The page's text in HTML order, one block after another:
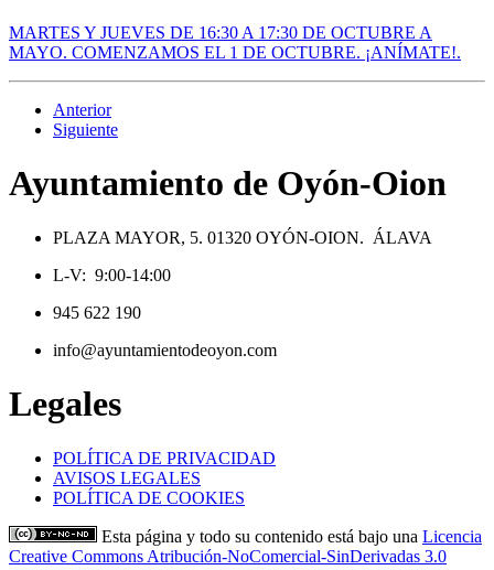
MARTES Y JUEVES DE 16:30 A 17:30 DE OCTUBRE A
MAYO. COMENZAMOS EL 1 DE OCTUBRE. ¡ANÍMATE!.
Anterior
Siguiente
Ayuntamiento de Oyón-Oion
PLAZA MAYOR, 5. 01320 OYÓN-OION. ÁLAVA
L-V: 9:00-14:00
945 622 190
info@ayuntamientodeoyon.com
Legales
POLÍTICA DE PRIVACIDAD
AVISOS LEGALES
POLÍTICA DE COOKIES
Esta página y todo su contenido está bajo una Licencia
Creative Commons Atribución-NoComercial-SinDerivadas 3.0